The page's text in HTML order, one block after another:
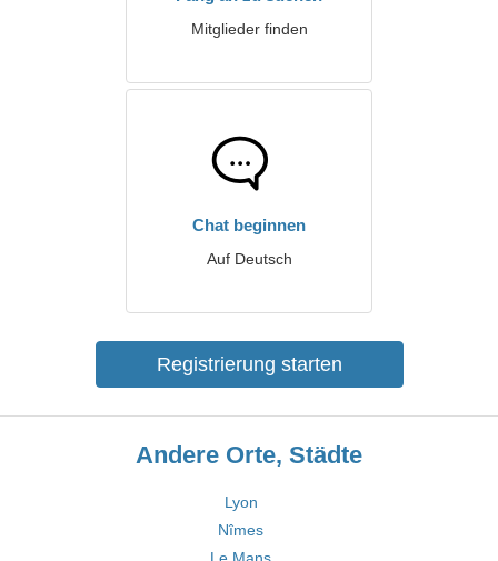
Mitglieder finden
Chat beginnen
Auf Deutsch
Registrierung starten
Andere Orte, Städte
Lyon
Nîmes